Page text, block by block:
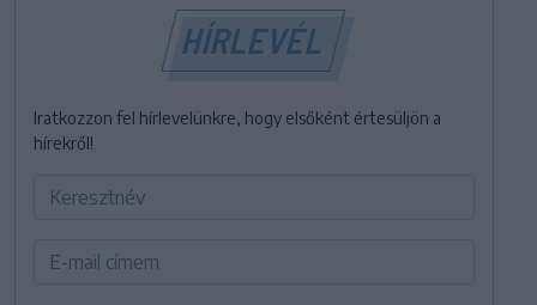
HÍRLEVÉL
Iratkozzon fel hírlevelünkre, hogy elsőként értesüljön a
hírekről!